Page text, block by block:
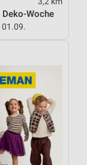
Woche
01.09.